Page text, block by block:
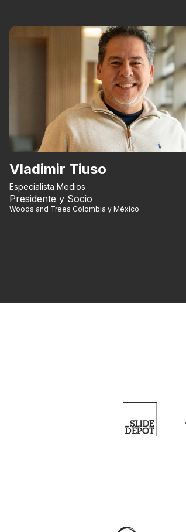
Vladimir Tiuso
Especialista Medios
Presidente y Socio
Woods and Trees Colombia y México